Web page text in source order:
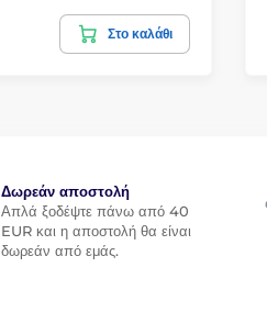
Στο καλάθι
Δωρεάν αποστολή
Απλά ξοδέψτε πάνω από 40
EUR και η αποστολή θα είναι
δωρεάν από εμάς.